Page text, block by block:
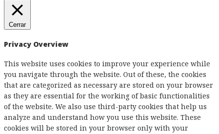
Cerrar
Privacy Overview
This website uses cookies to improve your experience while
you navigate through the website. Out of these, the cookies
that are categorized as necessary are stored on your browser
as they are essential for the working of basic functionalities
of the website. We also use third-party cookies that help us
analyze and understand how you use this website. These
cookies will be stored in your browser only with your